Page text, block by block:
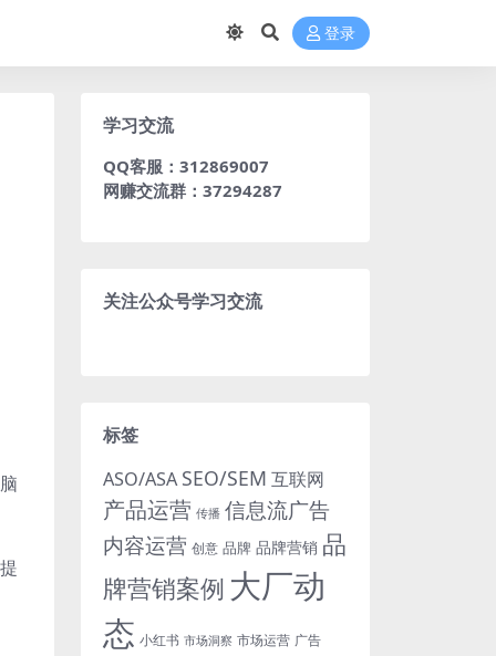
登录
学习交流
QQ客服：312869007
网赚交流群：37294287
关注公众号学习交流
标签
ASO/ASA SEO/SEM 互联网
产品运营 传播 信息流广告
内容运营 创意 品牌 品牌营销 品
牌营销案例 大厂动
态 小红书 市场洞察 市场运营 广告